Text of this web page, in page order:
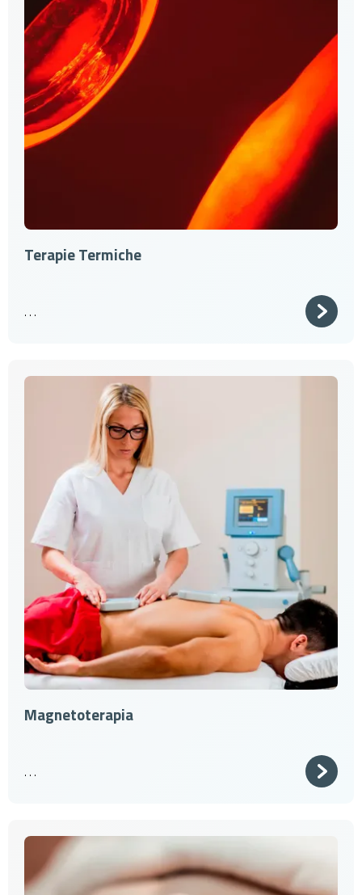
Terapie Termiche
. . .
Magnetoterapia
. . .